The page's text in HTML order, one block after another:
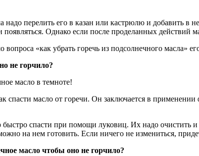
надо перелить его в казан или кастрюлю и добавить
Однако если после проделанных действий
«как убрать горечь из подсолнечного масла»
не горчило?
масло в темноте!
спасти масло от горечи. Он заключается в
быстро спасти при помощи луковиц. Их надо
на нем готовить. Если ничего не измениться,
масло чтобы оно не горчило?